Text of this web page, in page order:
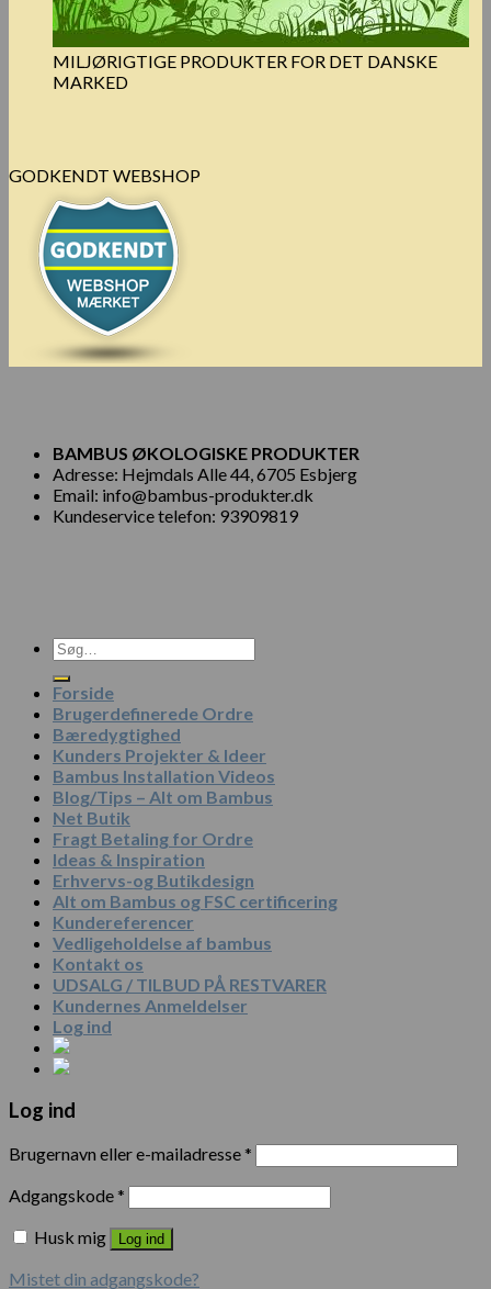
MILJØRIGTIGE PRODUKTER FOR DET DANSKE
MARKED
GODKENDT WEBSHOP
BAMBUS ØKOLOGISKE PRODUKTER
Adresse: Hejmdals Alle 44, 6705 Esbjerg
Email: info@bambus-produkter.dk
Kundeservice telefon: 93909819
Søg
efter:
Forside
Brugerdefinerede Ordre
Bæredygtighed
Kunders Projekter & Ideer
Bambus Installation Videos
Blog/Tips – Alt om Bambus
Net Butik
Fragt Betaling for Ordre
Ideas & Inspiration
Erhvervs-og Butikdesign
Alt om Bambus og FSC certificering
Kundereferencer
Vedligeholdelse af bambus
Kontakt os
UDSALG / TILBUD PÅ RESTVARER
Kundernes Anmeldelser
Log ind
Log ind
Brugernavn eller e-mailadresse*
Adgangskode*
Husk mig
Log ind
Mistet din adgangskode?